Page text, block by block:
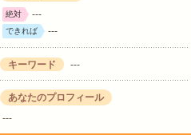
絶対 ---
できれば ---
キーワード ---
あなたのプロフィール
---